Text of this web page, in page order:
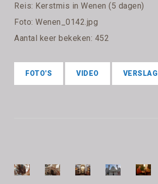
Reis: Kerstmis in Wenen (5 dagen)
Foto: Wenen_0142.jpg
Aantal keer bekeken: 452
FOTO'S VIDEO VERSLAG